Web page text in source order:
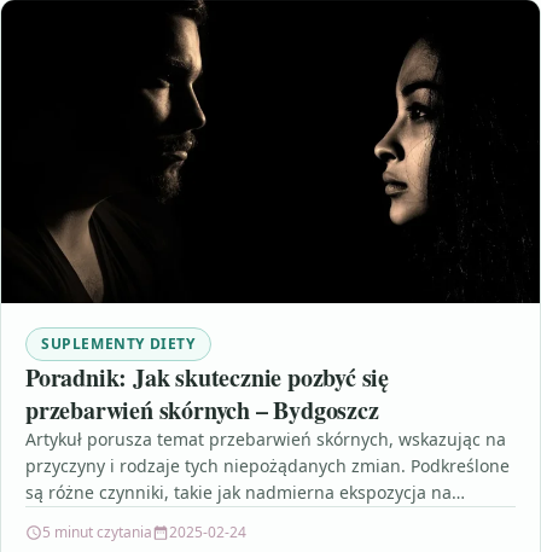
SUPLEMENTY DIETY
Poradnik: Jak skutecznie pozbyć się
przebarwień skórnych – Bydgoszcz
Artykuł porusza temat przebarwień skórnych, wskazując na
przyczyny i rodzaje tych niepożądanych zmian. Podkreślone
są różne czynniki, takie jak nadmierna ekspozycja na
5 minut czytania 2025-02-24